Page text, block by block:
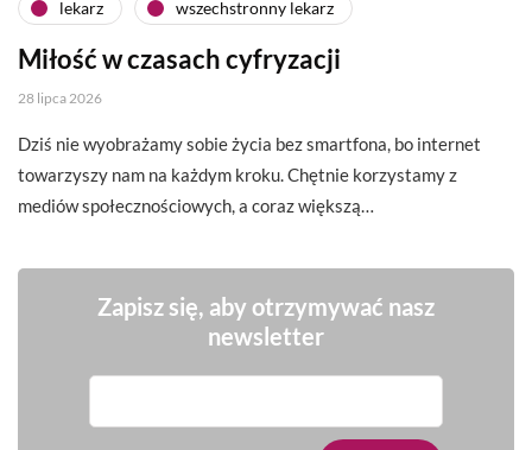
lekarz wszechstronny lekarz
Miłość w czasach cyfryzacji
28 lipca 2026
Dziś nie wyobrażamy sobie życia bez smartfona, bo internet
towarzyszy nam na każdym kroku. Chętnie korzystamy z
mediów społecznościowych, a coraz większą…
Zapisz się, aby otrzymywać nasz
newsletter